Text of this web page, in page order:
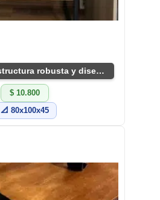
Lavabo con estructura robusta y diseño industrial
$ 10.800
📐 80x100x45